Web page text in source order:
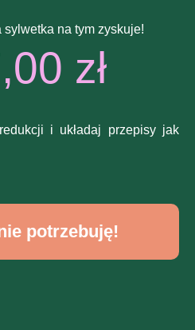
na tym zyskuje!
zł
i układaj przepisy jak
potrzebuję!